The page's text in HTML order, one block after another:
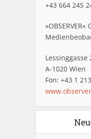
+43 664 245
»OBSERVER«
Lessinggasse
A-1020 Wien
Fon: +43 1